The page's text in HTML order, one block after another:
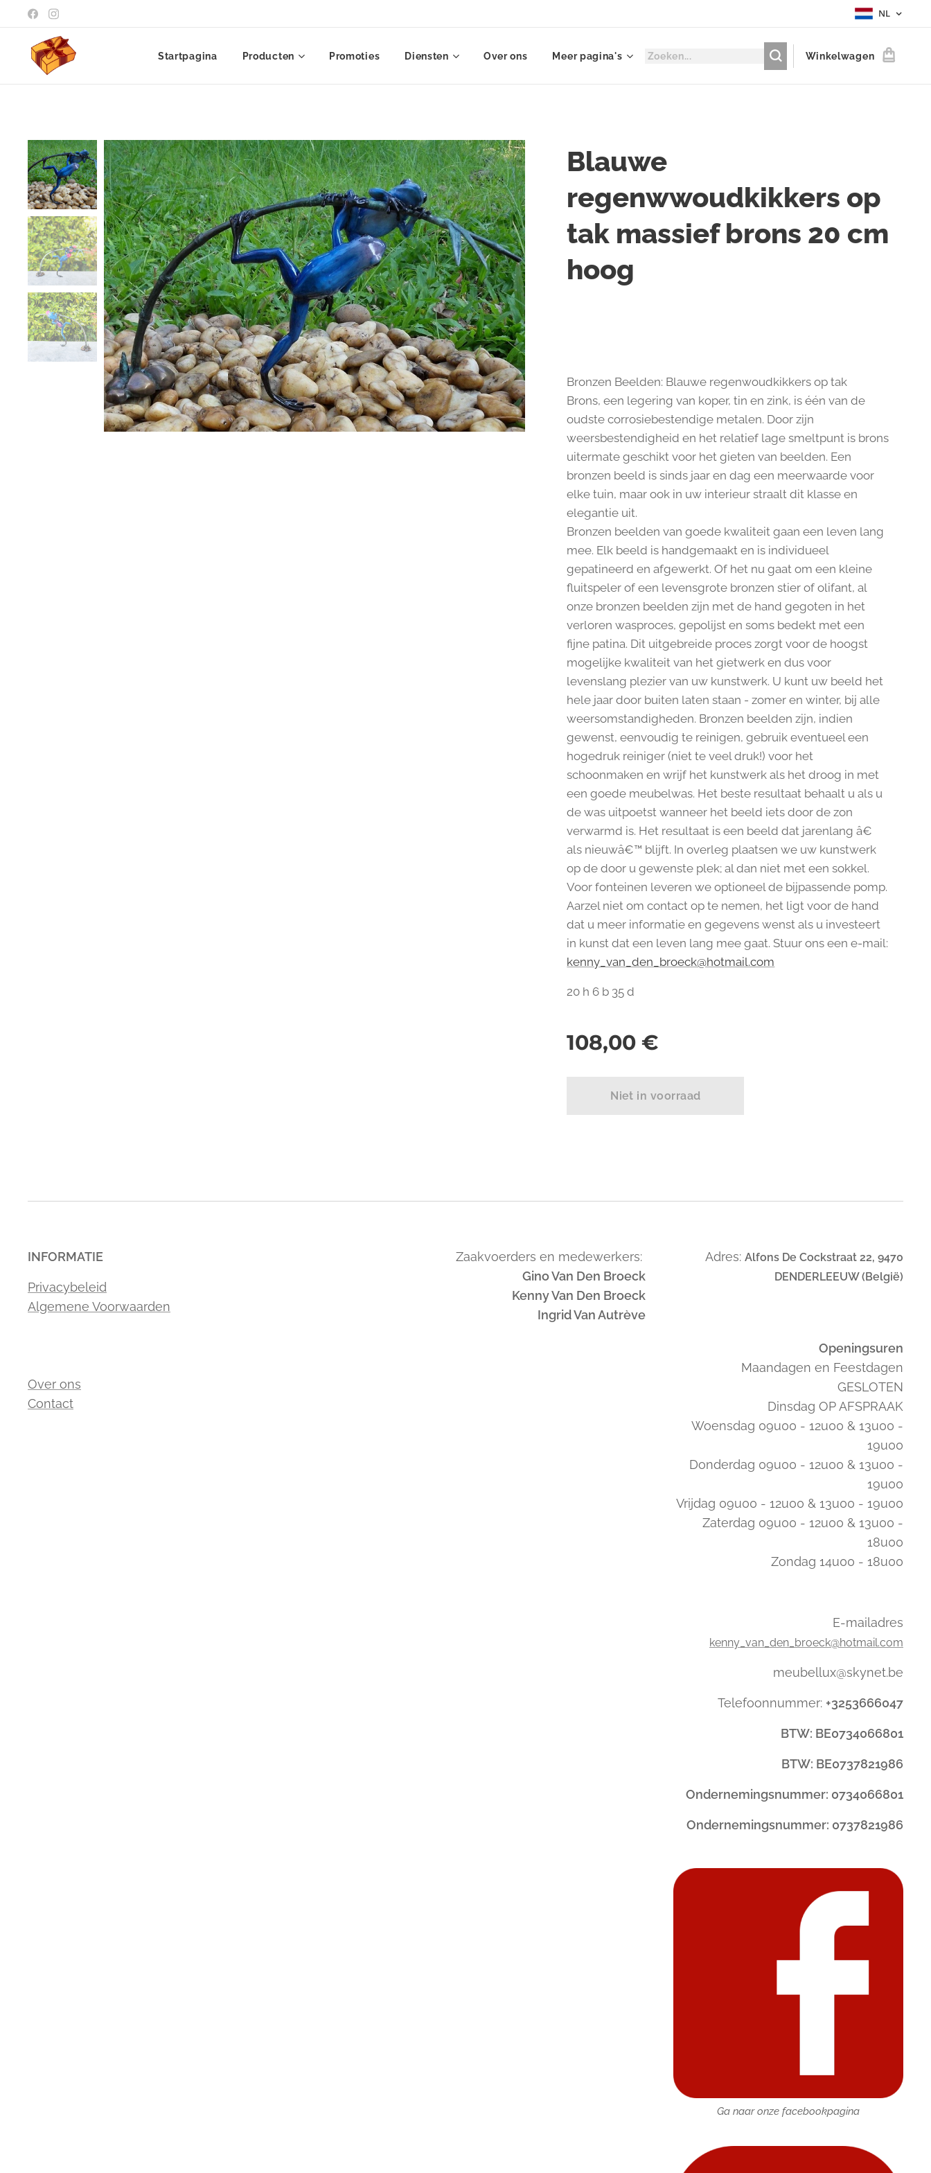
NL
Startpagina Producten Promoties Diensten Over ons Meer pagina's Winkelwagen
Blauwe
regenwwoudkikkers op
tak massief brons 20 cm
hoog
Bronzen Beelden: Blauwe regenwoudkikkers op tak
Brons, een legering van koper, tin en zink, is één van de
oudste corrosiebestendige metalen. Door zijn
weersbestendigheid en het relatief lage smeltpunt is brons
uitermate geschikt voor het gieten van beelden. Een
bronzen beeld is sinds jaar en dag een meerwaarde voor
elke tuin, maar ook in uw interieur straalt dit klasse en
elegantie uit.
Bronzen beelden van goede kwaliteit gaan een leven lang
mee. Elk beeld is handgemaakt en is individueel
gepatineerd en afgewerkt. Of het nu gaat om een kleine
fluitspeler of een levensgrote bronzen stier of olifant, al
onze bronzen beelden zijn met de hand gegoten in het
verloren wasproces, gepolijst en soms bedekt met een
fijne patina. Dit uitgebreide proces zorgt voor de hoogst
mogelijke kwaliteit van het gietwerk en dus voor
levenslang plezier van uw kunstwerk. U kunt uw beeld het
hele jaar door buiten laten staan - zomer en winter, bij alle
weersomstandigheden. Bronzen beelden zijn, indien
gewenst, eenvoudig te reinigen, gebruik eventueel een
hogedruk reiniger (niet te veel druk!) voor het
schoonmaken en wrijf het kunstwerk als het droog in met
een goede meubelwas. Het beste resultaat behaalt u als u
de was uitpoetst wanneer het beeld iets door de zon
verwarmd is. Het resultaat is een beeld dat jarenlang â€
als nieuwâ€™ blijft. In overleg plaatsen we uw kunstwerk
op de door u gewenste plek; al dan niet met een sokkel.
Voor fonteinen leveren we optioneel de bijpassende pomp.
Aarzel niet om contact op te nemen, het ligt voor de hand
dat u meer informatie en gegevens wenst als u investeert
in kunst dat een leven lang mee gaat. Stuur ons een e-mail:
kenny_van_den_broeck@hotmail.com
20 h 6 b 35 d
108,00 €
Niet in voorraad
INFORMATIE
Privacybeleid
Algemene Voorwaarden
Over ons
Contact
Zaakvoerders en medewerkers:
Gino Van Den Broeck
Kenny Van Den Broeck
Ingrid Van Autrève
Adres: Alfons De Cockstraat 22, 9470
DENDERLEEUW (België)
Openingsuren
Maandagen en Feestdagen
GESLOTEN
Dinsdag OP AFSPRAAK
Woensdag 09u00 - 12u00 & 13u00 -
19u00
Donderdag 09u00 - 12u00 & 13u00 -
19u00
Vrijdag 09u00 - 12u00 & 13u00 - 19u00
Zaterdag 09u00 - 12u00 & 13u00 -
18u00
Zondag 14u00 - 18u00
E-mailadres
kenny_van_den_broeck@hotmail.com
meubellux@skynet.be
Telefoonnummer: +3253666047
BTW: BE0734066801
BTW: BE0737821986
Ondernemingsnummer: 0734066801
Ondernemingsnummer: 0737821986
Ga naar onze facebookpagina